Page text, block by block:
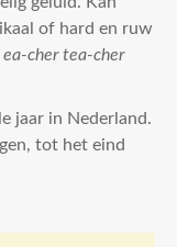
of hard en ruw
ea-cher tea-cher
jaar in Nederland.
tot het eind